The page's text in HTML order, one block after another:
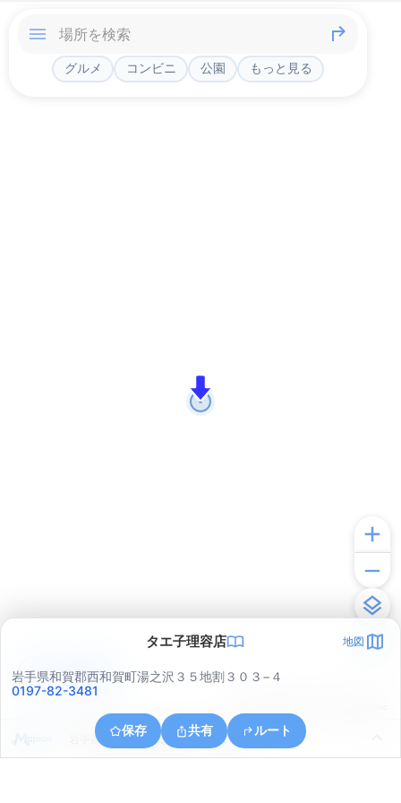
グルメ コンビニ 公園 もっと見る
タエ子理容店 地図
岩手県和賀郡西和賀町湯之沢３５地割３０３−４
0197-82-3481
保存 共有 ルート
岩手県和賀郡西和賀町湯之沢３２地割
アプリで見る